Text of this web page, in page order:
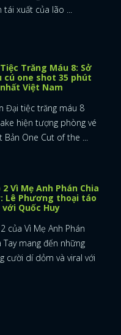
tái xuất của lão ...
Trăng Máu 8: Sở
cú one shot 35 phút
Việt Nam
Đại tiệc trăng máu 8
hiện tượng phòng vé
Bản One Cut of the ...
2 Vì Mẹ Anh Phán Chia
Lê Phương thoại táo
với Quốc Huy
của Vì Mẹ Anh Phán
Tay mang đến những
cười dí dỏm và viral với